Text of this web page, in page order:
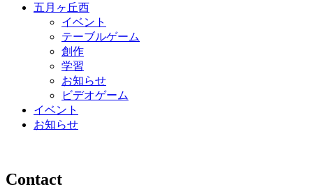
五月ヶ丘西
イベント
テーブルゲーム
創作
学習
お知らせ
ビデオゲーム
イベント
お知らせ
Contact